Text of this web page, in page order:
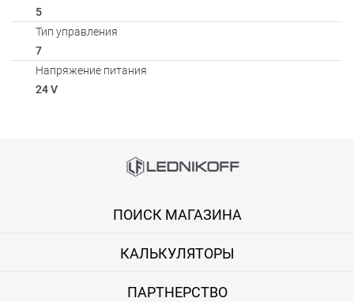
5
Тип управления
7
Напряжение питания
24 V
Вы можете оплатить покупку на сайте банковской картой
Оплата при получении
Вы можете оплатить заказ непосредственно при получении
ПОИСК МАГАЗИНА
КАЛЬКУЛЯТОРЫ
ПАРТНЕРСТВО